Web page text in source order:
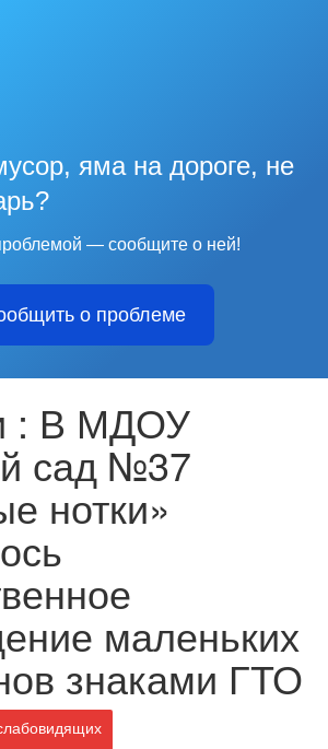
яма на дороге, не
— сообщите о ней!
о проблеме
: В МДОУ
сад №37
нотки»
маленьких
знаками ГТО